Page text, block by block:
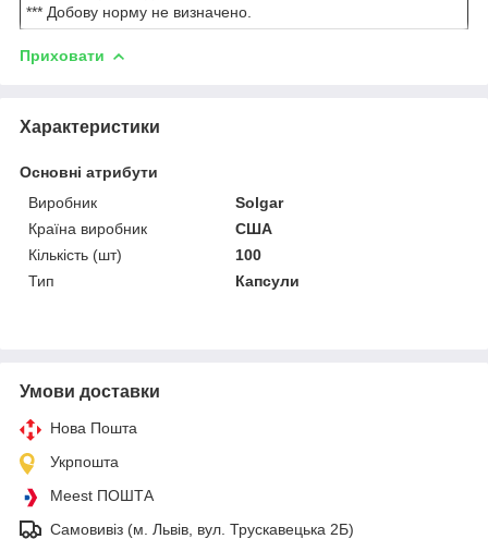
*** Добову норму не визначено.
Приховати
Характеристики
Основні атрибути
Виробник
Solgar
Країна виробник
США
Кількість (шт)
100
Тип
Капсули
Умови доставки
Нова Пошта
Укрпошта
Meest ПОШТА
Самовивіз (м. Львів, вул. Трускавецька 2Б)